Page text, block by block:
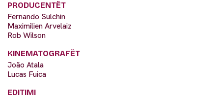
PRODUCENTËT
Fernando Sulchin
Maximilien Arvelaiz
Rob Wilson
KINEMATOGRAFËT
João Atala
Lucas Fuica
EDITIMI